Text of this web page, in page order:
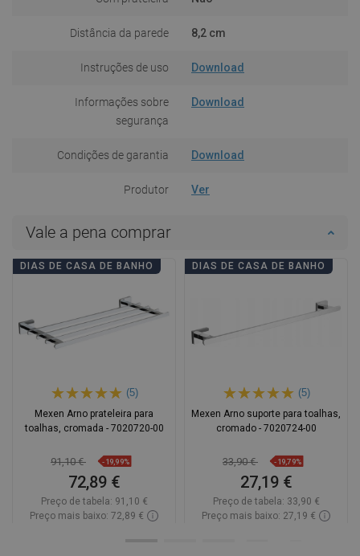
Distância da parede 8,2 cm
Instruções de uso Download
Informações sobre
segurança
Download
Condições de garantia Download
Produtor Ver
Vale a pena comprar
DIAS DE CASA DE BANHO
(5)
Mexen Arno prateleira para
toalhas, cromada - 7020720-00
91,10 € -19,99%
72,89 €
Preço de tabela: 91,10 €
Preço mais baixo: 72,89 €
DIAS DE CASA DE BANHO
(5)
Mexen Arno suporte para toalhas,
cromado - 7020724-00
33,90 € -19,79%
27,19 €
Preço de tabela: 33,90 €
Preço mais baixo: 27,19 €